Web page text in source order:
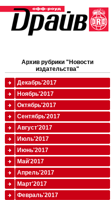
Архив рубрики "Новости
издательства"
Декабрь'2017
Ноябрь'2017
Октябрь'2017
Сентябрь'2017
Август'2017
Июль'2017
Июнь'2017
Май'2017
Апрель'2017
Март'2017
Февраль'2017